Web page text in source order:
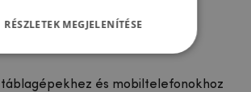
táblagépekhez és mobiltelefonokhoz
RÉSZLETEK MEGJELENÍTÉSE